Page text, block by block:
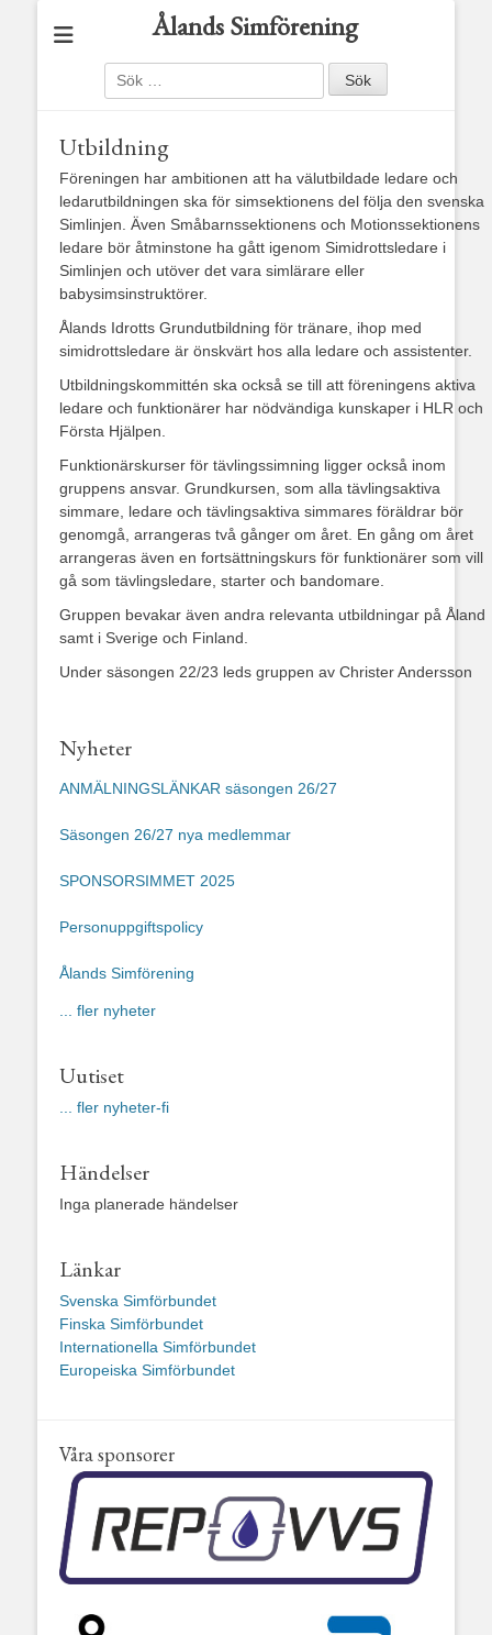
Ålands Simförening
Sök
efter:
Utbildning
Föreningen har ambitionen att ha välutbildade ledare och
ledarutbildningen ska för simsektionens del följa den svenska
Simlinjen. Även Småbarnssektionens och Motionssektionens
ledare bör åtminstone ha gått igenom Simidrottsledare i
Simlinjen och utöver det vara simlärare eller
babysimsinstruktörer.
Ålands Idrotts Grundutbildning för tränare, ihop med
simidrottsledare är önskvärt hos alla ledare och assistenter.
Utbildningskommittén ska också se till att föreningens aktiva
ledare och funktionärer har nödvändiga kunskaper i HLR och
Första Hjälpen.
Funktionärskurser för tävlingssimning ligger också inom
gruppens ansvar. Grundkursen, som alla tävlingsaktiva
simmare, ledare och tävlingsaktiva simmares föräldrar bör
genomgå, arrangeras två gånger om året. En gång om året
arrangeras även en fortsättningskurs för funktionärer som vill
gå som tävlingsledare, starter och bandomare.
Gruppen bevakar även andra relevanta utbildningar på Åland
samt i Sverige och Finland.
Under säsongen 22/23 leds gruppen av Christer Andersson
Nyheter
ANMÄLNINGSLÄNKAR säsongen 26/27
Säsongen 26/27 nya medlemmar
SPONSORSIMMET 2025
Personuppgiftspolicy
Ålands Simförening
... fler nyheter
Uutiset
... fler nyheter-fi
Händelser
Inga planerade händelser
Länkar
Svenska Simförbundet
Finska Simförbundet
Internationella Simförbundet
Europeiska Simförbundet
Våra sponsorer